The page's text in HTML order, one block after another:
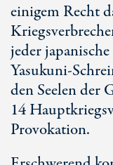
einigem Recht
jeder
Yasukuni-
den Seelen der
14
Provokation.